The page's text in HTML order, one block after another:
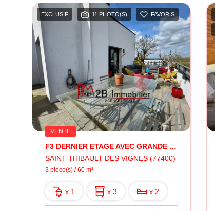
EXCLUSIF 11 PHOTO(S) FAVORIS
VENTE
F3 DERNIER ETAGE AVEC GRANDE TERRASSE
SAINT THIBAULT DES VIGNES (77400)
3 pièce(s) / 60 m²
x 1 x 3 x 2